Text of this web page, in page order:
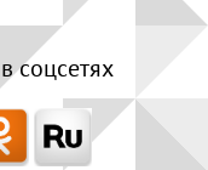
соцсетях